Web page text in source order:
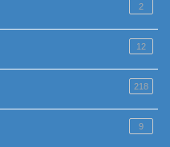
2
12
218
9